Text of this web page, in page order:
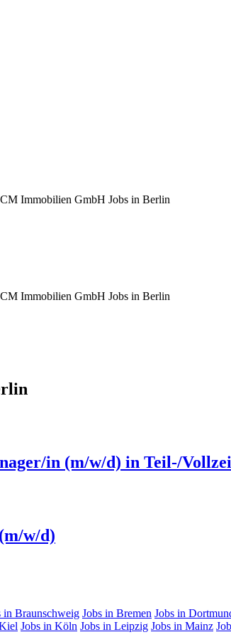
Immobilien GmbH Jobs in Berlin
Immobilien GmbH Jobs in Berlin
in (m/w/d) in Teil-/
w/d)
in Braunschweig Jobs in Bremen Jobs in
Jobs in Köln Jobs in Leipzig Jobs in Mainz